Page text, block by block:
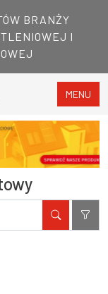
BRANŻY
I
MENU
Filtry